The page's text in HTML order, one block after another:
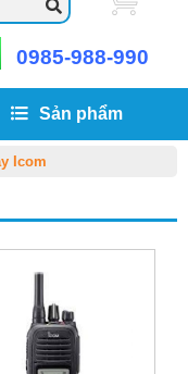
0985-988-990
Sản phẩm
Icom